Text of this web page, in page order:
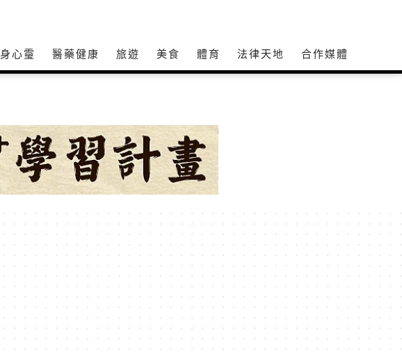
身心𩆜 醫藥健康 旅遊 美食 體育 法律天地 合作媒體